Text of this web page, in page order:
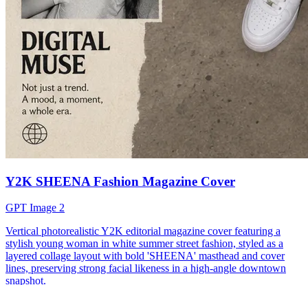
Y2K SHEENA Fashion Magazine Cover
GPT Image 2
Vertical photorealistic Y2K editorial magazine cover featuring a
stylish young woman in white summer street fashion, styled as a
layered collage layout with bold 'SHEENA' masthead and cover
lines, preserving strong facial likeness in a high-angle downtown
snapshot.